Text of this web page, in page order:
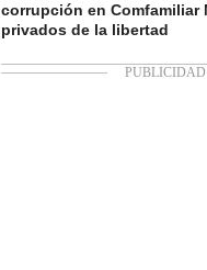
corrupción en Comfamiliar
privados de la libertad